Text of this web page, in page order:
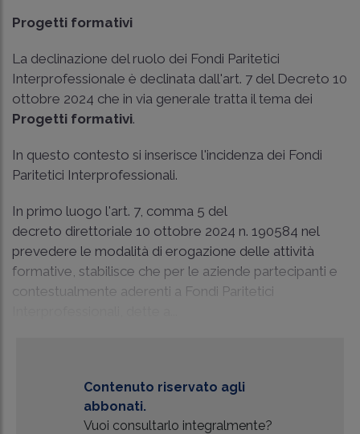
Progetti formativi
La declinazione del ruolo dei Fondi Paritetici
Interprofessionale è declinata dall'art. 7 del Decreto 10
ottobre 2024 che in via generale tratta il tema dei
Progetti formativi.
In questo contesto si inserisce l'incidenza dei Fondi
Paritetici Interprofessionali.
In primo luogo l'art. 7, comma 5 del
decreto direttoriale 10 ottobre 2024 n. 190584 nel
prevedere le modalità di erogazione delle attività
formative, stabilisce che per le aziende partecipanti e
contestualmente aderenti a Fondi Paritetici
Contenuto riservato agli
abbonati.
Vuoi consultarlo integralmente?